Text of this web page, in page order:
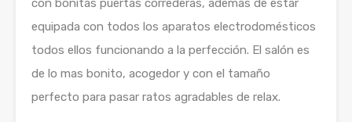
con bonitas puertas correderas, ademas de estar
equipada con todos los aparatos electrodomésticos
todos ellos funcionando a la perfección. El salón es
de lo mas bonito, acogedor y con el tamaño
perfecto para pasar ratos agradables de relax.